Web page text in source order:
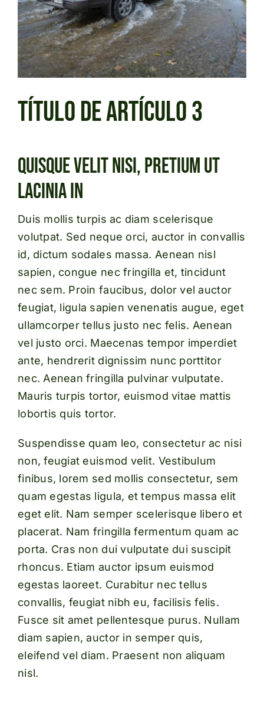
Título de Artículo 3
Quisque Velit Nisi, Pretium Ut
Lacinia In
Duis mollis turpis ac diam scelerisque
volutpat. Sed neque orci, auctor in convallis
id, dictum sodales massa. Aenean nisl
sapien, congue nec fringilla et, tincidunt
nec sem. Proin faucibus, dolor vel auctor
feugiat, ligula sapien venenatis augue, eget
ullamcorper tellus justo nec felis. Aenean
vel justo orci. Maecenas tempor imperdiet
ante, hendrerit dignissim nunc porttitor
nec. Aenean fringilla pulvinar vulputate.
Mauris turpis tortor, euismod vitae mattis
lobortis quis tortor.
Suspendisse quam leo, consectetur ac nisi
non, feugiat euismod velit. Vestibulum
finibus, lorem sed mollis consectetur, sem
quam egestas ligula, et tempus massa elit
eget elit. Nam semper scelerisque libero et
placerat. Nam fringilla fermentum quam ac
porta. Cras non dui vulputate dui suscipit
rhoncus. Etiam auctor ipsum euismod
egestas laoreet. Curabitur nec tellus
convallis, feugiat nibh eu, facilisis felis.
Fusce sit amet pellentesque purus. Nullam
diam sapien, auctor in semper quis,
eleifend vel diam. Praesent non aliquam
nisl.